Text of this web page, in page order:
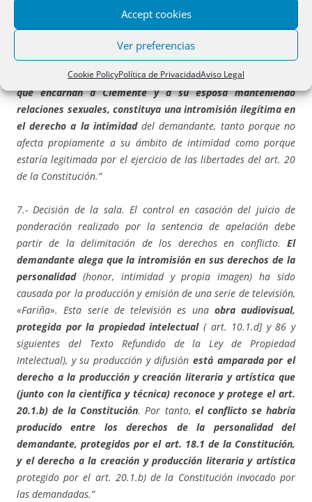
Accept cookies
Ver preferencias
Cookie PolicyPolítica de PrivacidadAviso Legal
intromisión ilegítima en su derecho a la intimidad a
escenas
de contenido sexual que afectan al personaje de
Clemente de la serie televisiva,las demandadas impugnan que
la sentencia haya considerado que la escena de la
detención, en la que brevemente se aprecia a los personajes
que encarnan a Clemente y a su esposa manteniendo
relaciones sexuales, constituya una intromisión ilegítima en
el derecho a la intimidaddel demandante, tanto porque no
afecta propiamente a su ámbito de intimidad como porque
estaría legitimada por el ejercicio de las libertades del art. 20
de la Constitución.”
7.- Decisión de la sala. El control en casación del juicio de
ponderación realizado por la sentencia de apelación debe
partir de la delimitación de los derechos en conflicto. El
demandante alega que la intromisión en sus derechos de la
personalidad(honor, intimidad y propia imagen) ha sido
causada por la producción y emisión de una serie de televisión,
«Fariña». Esta serie de televisión es una obra audiovisual,
protegida por la propiedad intelectual( art. 10.1.d] y 86 y
siguientes del Texto Refundido de la Ley de Propiedad
Intelectual), y su producción y difusión está amparada por el
derecho a la producción y creación literaria y artística que
(junto con la científica y técnica) reconoce y protege el art.
20.1.b) de la Constitución. Por tanto, el conflicto se habría
producido entre los derechos de la personalidad del
demandante, protegidos por el art. 18.1 de la Constitución,
y el derecho a la creación y producción literaria y artística
protegido por el art. 20.1.b) de la Constitución invocado por
las demandadas.”